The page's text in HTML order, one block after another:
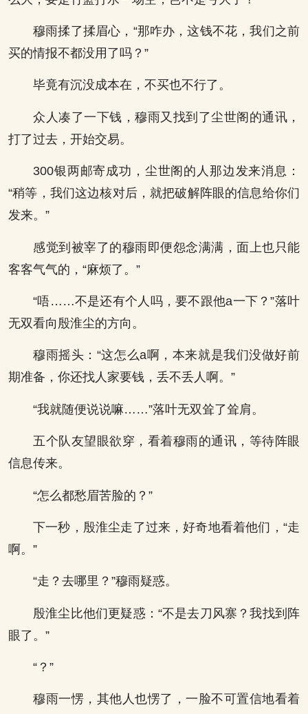
穆雨揉了揉眉心，“那咋办，这钱不花，我们之前
买的情报不都没用了吗？”
毕竟有沉没成本在，不买也不行了。
众人凑了一下钱，穆雨又找到了尘世阁的通讯，
打了过去，开始交易。
300银两邮寄成功，尘世阁的人那边发来消息：
“稍等，我们这边核对后，就把破解阵眼的信息给你们
发来。”
感觉到被宰了的穆雨即便怨念满满，面上也只能
客客气气的，“麻烦了。”
“唔……不是还有个人吗，要不跟他a一下？”落叶
无双看向殷淮尘的方向。
穆雨摇头：“这怎么a啊，本来就是我们没做好前
期准备，你还找人家要钱，丢不丢人啊。”
“我就随便说说嘛……”落叶无双耸了耸肩。
五个队友望眼欲穿，看着穆雨的通讯，等待阵眼
信息传来。
“怎么都愁眉苦脸的？”
下一秒，殷淮尘走了过来，好奇地看着他们，“走
啊。”
“走？去哪里？”穆雨疑惑。
殷淮尘比他们更疑惑：“不是去刀风寨？我找到阵
眼了。”
“？”
穆雨一愣，其他人也愣了，一脸不可置信地看着